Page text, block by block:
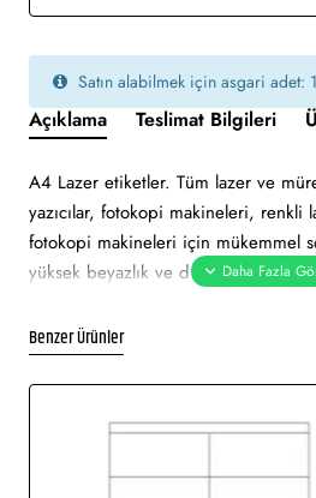
Satın alabilmek için asgari adet:
Açıklama Teslimat Bilgileri
A4 Lazer etiketler. Tüm lazer ve
yazıcılar, fotokopi makineleri, renkli
fotokopi makineleri için mükemmel
yüksek beyazlık ve düzgün yüzey.
sürdürülebilir FSC sertifikalıdır.
dönüşümlü karton ambalaj ile %100
Etiket turuncu renklidir. Tüm lazer
yazıcılarda sorunsuz yazdırmayı
net baskı alınır. Etiket mattır.
Benzer Ürünler